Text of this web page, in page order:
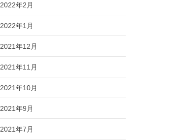
2022年2月
2022年1月
2021年12月
2021年11月
2021年10月
2021年9月
2021年7月